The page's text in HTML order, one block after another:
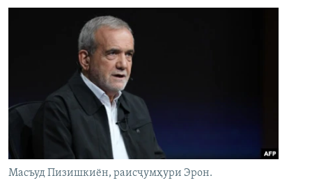
Масъуд Пизишкиён, раисҷумҳури Эрон.